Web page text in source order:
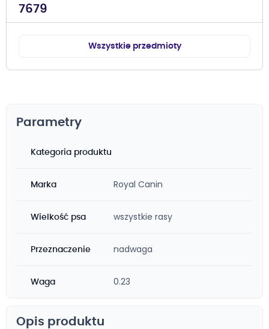
7679
Wszystkie przedmioty
Parametry
Kategoria produktu
Marka Royal Canin
Wielkość psa wszystkie rasy
Przeznaczenie nadwaga
Waga 0.23
Opis produktu